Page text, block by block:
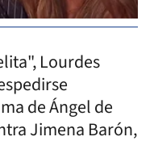
Lourdes
de Ángel de
Jimena Barón,